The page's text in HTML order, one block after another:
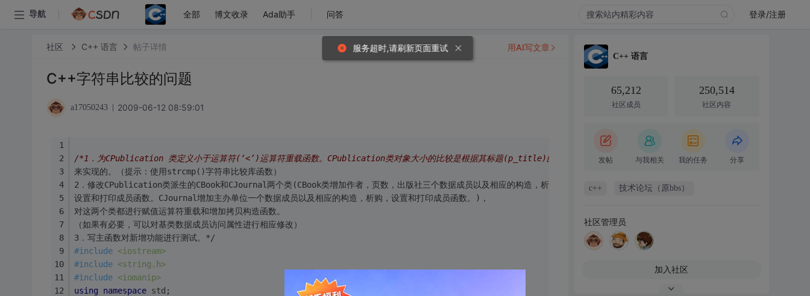
导航 全部 博文收录 Ada助手 问答 登录/注册
社区 C++ 语言 帖子详情
C++字符串比较的问题
a17050243 2009-06-12 08:59:01
/*1．为CPublication 类定义小于运算符(‘<’)运算符重载函数。CPublication类对象大小的比较是根据其标题(p_title)的字符串的大小
来实现的。（提示：使用strcmp()字符串比较库函数）
2．修改CPublication类派生的CBook和CJournal两个类(CBook类增加作者，页数，出版社三个数据成员以及相应的构造，析购，
设置和打印成员函数。CJournal增加主办单位一个数据成员以及相应的构造，析购，设置和打印成员函数。)，
对这两个类都进行赋值运算符重载和增加拷贝构造函数。
（如果有必要，可以对基类数据成员访问属性进行相应修改）
3．写主函数对新增功能进行测试。*/
#include <iostream>
#include <string.h>
#include <iomanip>
using
namespace std ;
用AI写文章
C++ 语言
65,212
社区成员
250,514
社区内容
发帖 与我相关 我的任务 分享
c++ 技术论坛（原bbs）
社区管理员
加入社区
服务超时,请刷新页面重试